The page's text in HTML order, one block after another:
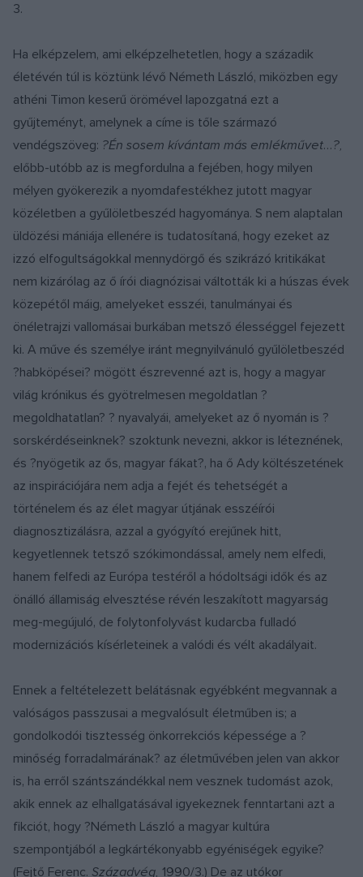
3.
Ha elképzelem, ami elképzelhetetlen, hogy a századik
életévén túl is köztünk lévő Németh László, miközben egy
athéni Timon keserű örömével lapozgatná ezt a
gyűjteményt, amelynek a címe is tőle származó
vendégszöveg: ?Én sosem kívántam más emlékművet...?,
előbb-utóbb az is megfordulna a fejében, hogy milyen
mélyen gyökerezik a nyomdafestékhez jutott magyar
közéletben a gyűlöletbeszéd hagyománya. S nem alaptalan
üldözési mániája ellenére is tudatosítaná, hogy ezeket az
izzó elfogultságokkal mennydörgő és szikrázó kritikákat
nem kizárólag az ő írói diagnózisai váltották ki a húszas évek
közepétől máig, amelyeket esszéi, tanulmányai és
önéletrajzi vallomásai burkában metsző élességgel fejezett
ki. A műve és személye iránt megnyilvánuló gyűlöletbeszéd
?habköpései? mögött észrevenné azt is, hogy a magyar
világ krónikus és gyötrelmesen megoldatlan ?
megoldhatatlan? ? nyavalyái, amelyeket az ő nyomán is ?
sorskérdéseinknek? szoktunk nevezni, akkor is léteznének,
és ?nyögetik az ős, magyar fákat?, ha ő Ady költészetének
az inspirációjára nem adja a fejét és tehetségét a
történelem és az élet magyar útjának esszéírói
diagnosztizálásra, azzal a gyógyító erejűnek hitt,
kegyetlennek tetsző szókimondással, amely nem elfedi,
hanem felfedi az Európa testéről a hódoltsági idők és az
önálló államiság elvesztése révén leszakított magyarság
meg-megújuló, de folytonfolyvást kudarcba fulladó
modernizációs kísérleteinek a valódi és vélt akadályait.
Ennek a feltételezett belátásnak egyébként megvannak a
valóságos passzusai a megvalósult életműben is; a
gondolkodói tisztesség önkorrekciós képessége a ?
minőség forradalmárának? az életművében jelen van akkor
is, ha erről szántszándékkal nem vesznek tudomást azok,
akik ennek az elhallgatásával igyekeznek fenntartani azt a
fikciót, hogy ?Németh László a magyar kultúra
szempontjából a legkártékonyabb egyéniségek egyike?
(Fejtő Ferenc. Századvég, 1990/3.) De az utókor